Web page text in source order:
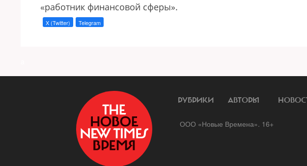
«работник финансовой сферы».
X (Twitter) Telegram
РУБРИКИ АВТОРЫ
ООО «Новые Времена». 16+